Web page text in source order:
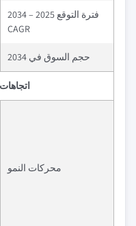
فترة التوقع 2025 – 2034
CAGR
حجم السوق في 2034
محركات النمو